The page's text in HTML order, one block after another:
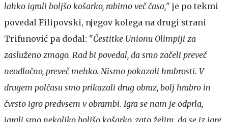
lahko igrali boljšo košarko, rabimo več časa," je po tekmi
povedal Filipovski, njegov kolega na drugi strani
Trifunović pa dodal: "Čestitke Unionu Olimpiji za
zasluženo zmago. Rad bi povedal, da smo začeli preveč
neodločno, preveč mehko. Nismo pokazali hrabrosti. V
drugem polčasu smo prikazali drug obraz, bolj hrabro in
čvrsto igro predvsem v obrambi. Igra se nam je odprla,
igrali smo nekoliko boljšo košarko, zato želim, da se iz igre